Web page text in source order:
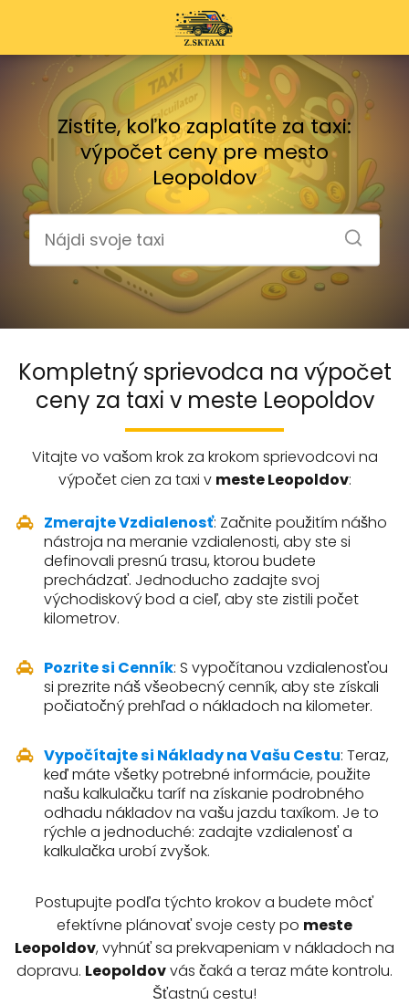
Zistite, koľko zaplatíte za taxi:
výpočet ceny pre mesto
Leopoldov
Kompletný sprievodca na výpočet
ceny za taxi v meste Leopoldov
Vitajte vo vašom krok za krokom sprievodcovi na
výpočet cien za taxi v meste Leopoldov:
Zmerajte Vzdialenosť: Začnite použitím nášho
nástroja na meranie vzdialenosti, aby ste si
definovali presnú trasu, ktorou budete
prechádzať. Jednoducho zadajte svoj
východiskový bod a cieľ, aby ste zistili počet
kilometrov.
Pozrite si Cenník: S vypočítanou vzdialenosťou
si prezrite náš všeobecný cenník, aby ste získali
počiatočný prehľad o nákladoch na kilometer.
Vypočítajte si Náklady na Vašu Cestu: Teraz,
keď máte všetky potrebné informácie, použite
našu kalkulačku taríf na získanie podrobného
odhadu nákladov na vašu jazdu taxíkom. Je to
rýchle a jednoduché: zadajte vzdialenosť a
kalkulačka urobí zvyšok.
Postupujte podľa týchto krokov a budete môcť
efektívne plánovať svoje cesty po meste
Leopoldov, vyhnúť sa prekvapeniam v nákladoch na
dopravu. Leopoldovvás čaká a teraz máte kontrolu.
Šťastnú cestu!